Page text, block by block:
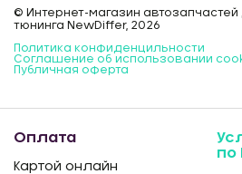
© Интернет-магазин автозапчастей
тюнинга NewDiffer, 2026
Политика конфиденцильности
Соглашение об использовании
Публичная оферта
Оплата
Картой онлайн
по